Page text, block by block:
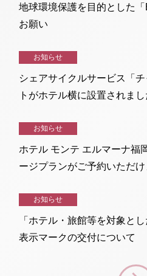
地球環境保護を目的とした
お願い
お知らせ
シェアサイクルサービス「
トがホテル横に設置されまし
お知らせ
ホテル モンテ エルマーナ福
ージプランがご予約いただけ
お知らせ
「ホテル・旅館等を対象と
表示マークの交付について